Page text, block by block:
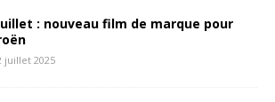
: nouveau film de marque pour
juillet 2025